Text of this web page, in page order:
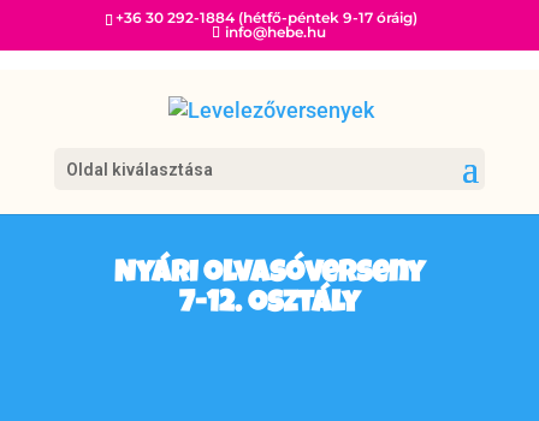
+36 30 292-1884 (hétfő-péntek 9-17 óráig)
info@hebe.hu
Oldal kiválasztása
Nyári olvasóverseny
7-12. osztály